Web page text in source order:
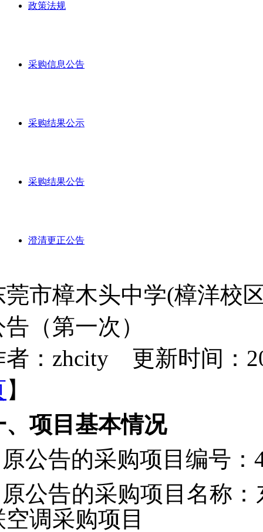
政策法规
采购信息公告
采购结果公示
采购结果公告
澄清更正公告
莞市樟木头中学(樟洋校
（第一次）
者：zhcity 更新时间：
】
、项目基本情况
原公告的采购项目编号：
原公告的采购项目名称
空调采购项目